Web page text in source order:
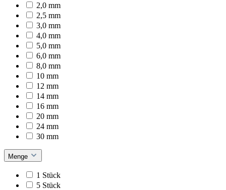
2,0 mm
2,5 mm
3,0 mm
4,0 mm
5,0 mm
6,0 mm
8,0 mm
10 mm
12 mm
14 mm
16 mm
20 mm
24 mm
30 mm
Menge
1 Stück
5 Stück